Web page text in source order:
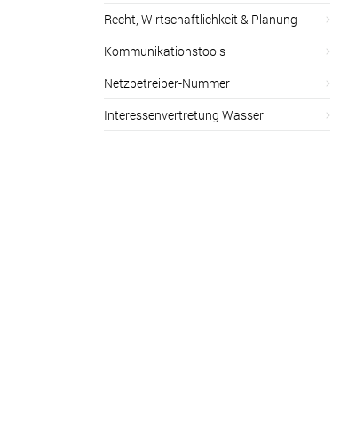
Recht, Wirtschaftlichkeit & Planung
Kommunikationstools
Netzbetreiber-Nummer
Interessenvertretung Wasser